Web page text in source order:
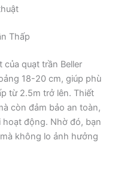
Thấp
quạt trần Beller
18-20 cm, giúp phù
từ 2.5m trở lên. Thiết
còn đảm bảo an toàn,
động. Nhờ đó, bạn
không lo ảnh hưởng